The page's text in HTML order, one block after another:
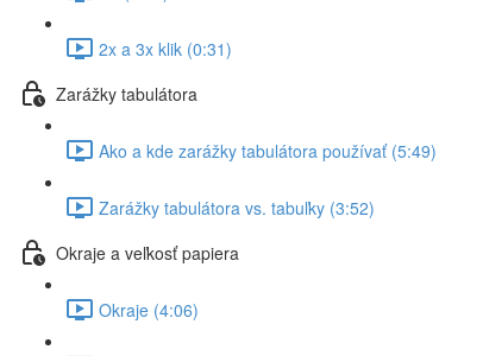
2x a 3x klik (0:31)
Zarážky tabulátora
Ako a kde zarážky tabulátora používať (5:49)
Zarážky tabulátora vs. tabuľky (3:52)
Okraje a veľkosť papiera
Okraje (4:06)